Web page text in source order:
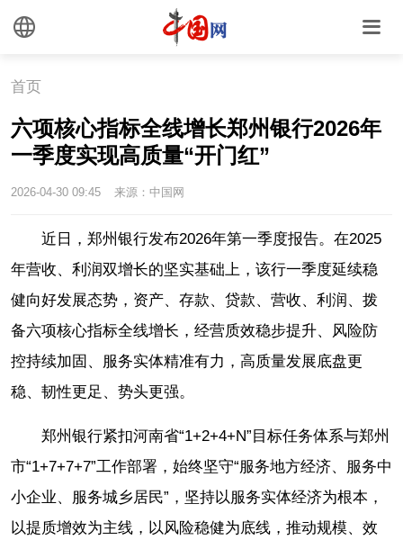
首页
六项核心指标全线增长郑州银行2026年
一季度实现高质量“开门红”
2026-04-30 09:45 来源：中国网
近日，郑州银行发布2026年第一季度报告。在2025
年营收、利润双增长的坚实基础上，该行一季度延续稳
健向好发展态势，资产、存款、贷款、营收、利润、拨
备六项核心指标全线增长，经营质效稳步提升、风险防
控持续加固、服务实体精准有力，高质量发展底盘更
稳、韧性更足、势头更强。
郑州银行紧扣河南省“1+2+4+N”目标任务体系与郑州
市“1+7+7+7”工作部署，始终坚守“服务地方经济、服务中
小企业、服务城乡居民”，坚持以服务实体经济为根本，
以提质增效为主线，以风险稳健为底线，推动规模、效